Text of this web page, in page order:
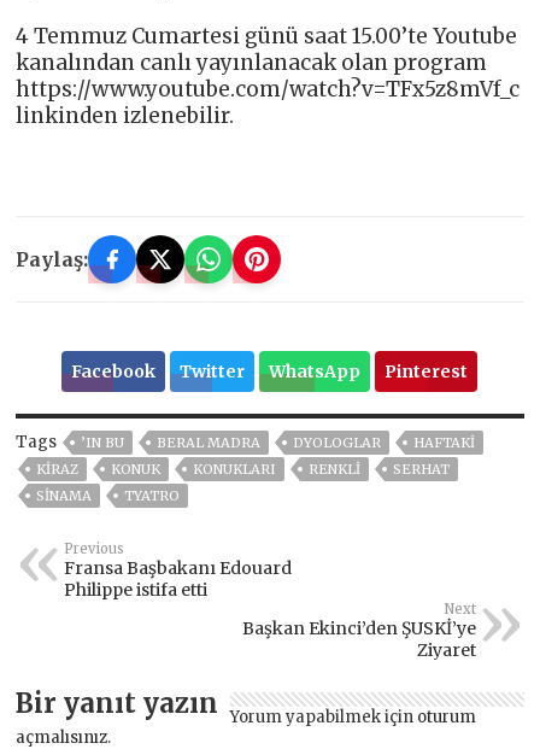
4 Temmuz Cumartesi günü saat 15.00’te Youtube
kanalından canlı yayınlanacak olan program
https://www.youtube.com/watch?v=TFx5z8mVf_c
linkinden izlenebilir.
Paylaş:
Facebook Twitter WhatsApp Pinterest
Tags ’IN BU BERAL MADRA DYOLOGLAR
HAFTAKİ
KİRAZ
KONUK KONUKLARI RENKLİ
SERHAT
SINAMA
TYATRO
Previous
Fransa Başbakanı Edouard
Philippe istifa etti
Next
Başkan Ekinci’den ŞUSKİ’ye
Ziyaret
Bir yanıt yazın Yorum yapabilmek için oturum
açmalısınız.